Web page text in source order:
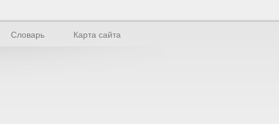
Словарь Карта сайта